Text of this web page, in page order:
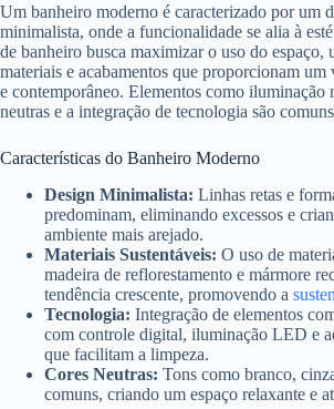
Um banheiro moderno é caracterizado por um
minimalista, onde a funcionalidade se alia à
de banheiro busca maximizar o uso do espaço,
materiais e acabamentos que proporcionam um
e contemporâneo. Elementos como iluminação
neutras e a integração de tecnologia são
Características do Banheiro Moderno
Design Minimalista: Linhas retas e
predominam, eliminando excessos e
ambiente mais arejado.
Materiais Sustentáveis: O uso de
madeira de reflorestamento e mármore
tendência crescente, promovendo a
Tecnologia: Integração de elementos
com controle digital, iluminação LED e
que facilitam a limpeza.
Cores Neutras: Tons como branco,
comuns, criando um espaço relaxante e